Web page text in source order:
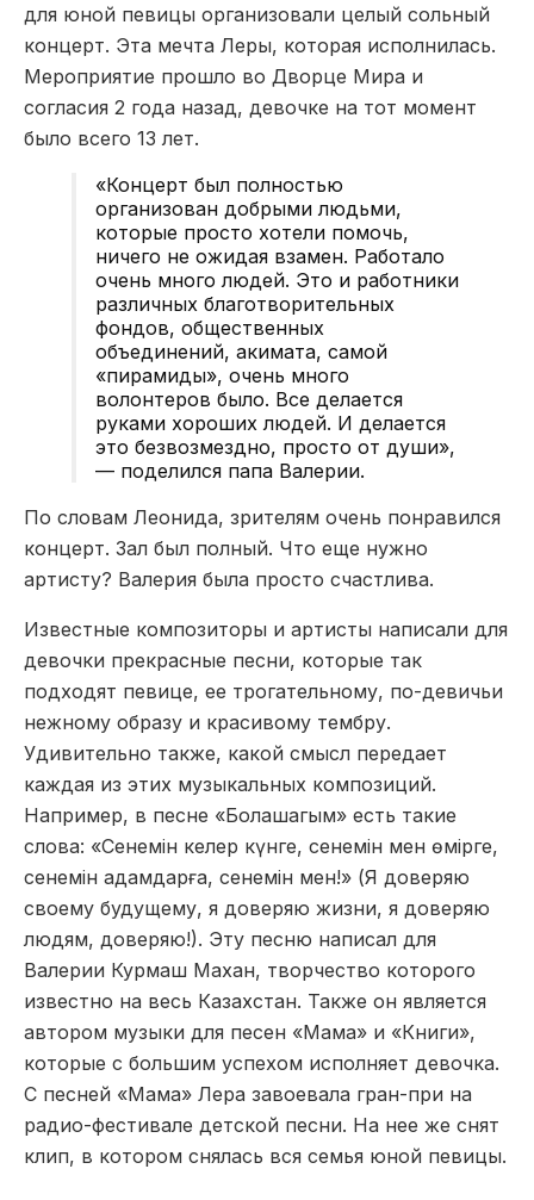
для юной певицы организовали целый сольный
концерт. Эта мечта Леры, которая исполнилась.
Мероприятие прошло во Дворце Мира и
согласия 2 года назад, девочке на тот момент
было всего 13 лет.
«Концерт был полностью
организован добрыми людьми,
которые просто хотели помочь,
ничего не ожидая взамен. Работало
очень много людей. Это и работники
различных благотворительных
фондов, общественных
объединений, акимата, самой
«пирамиды», очень много
волонтеров было. Все делается
руками хороших людей. И делается
это безвозмездно, просто от души»,
— поделился папа Валерии.
По словам Леонида, зрителям очень понравился
концерт. Зал был полный. Что еще нужно
артисту? Валерия была просто счастлива.
Известные композиторы и артисты написали для
девочки прекрасные песни, которые так
подходят певице, ее трогательному, по-девичьи
нежному образу и красивому тембру.
Удивительно также, какой смысл передает
каждая из этих музыкальных композиций.
Например, в песне «Болашагым» есть такие
слова: «Сенемін келер күнге, сенемін мен өмірге,
сенемін адамдарға, сенемін мен!» (Я доверяю
своему будущему, я доверяю жизни, я доверяю
людям, доверяю!). Эту песню написал для
Валерии Курмаш Махан, творчество которого
известно на весь Казахстан. Также он является
автором музыки для песен «Мама» и «Книги»,
которые с большим успехом исполняет девочка.
С песней «Мама» Лера завоевала гран-при на
радио-фестивале детской песни. На нее же снят
клип, в котором снялась вся семья юной певицы.